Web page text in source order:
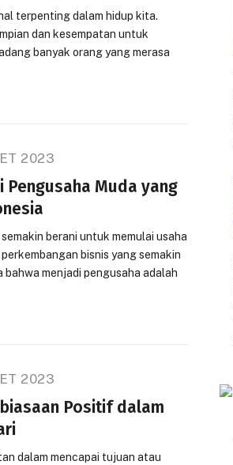
terpenting dalam hidup kita.
dan kesempatan untuk
banyak orang yang merasa
2023
Pengusaha Muda yang
berani untuk memulai usaha
bisnis yang semakin
menjadi pengusaha adalah
2023
Positif dalam
dalam mencapai tujuan atau